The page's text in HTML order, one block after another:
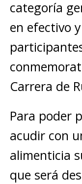
categoría
en efectivo
Carrera de
Para poder
acudir con
alimenticia
que será